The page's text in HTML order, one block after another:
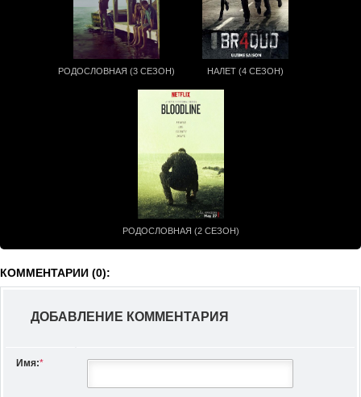
РОДОСЛОВНАЯ (3 СЕЗОН) НАЛЕТ (4 СЕЗОН)
РОДОСЛОВНАЯ (2 СЕЗОН)
КОММЕНТАРИИ (0):
ДОБАВЛЕНИЕ КОММЕНТАРИЯ
Имя:*